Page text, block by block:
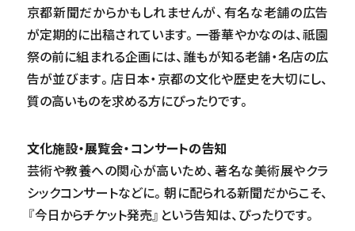
京都新聞だからかもしれませんが、有名な老舗の広告
が定期的に出稿されています。一番華やかなのは、祇園
祭の前に組まれる企画には、誰もが知る老舗・名店の広
告が並びます。店日本・京都の文化や歴史を大切にし、
質の高いものを求める方にぴったりです。
文化施設・展覧会・コンサートの告知
芸術や教養への関心が高いため、著名な美術展やクラ
シックコンサートなどに。朝に配られる新聞だからこそ、
『今日からチケット発売』という告知は、ぴったりです。